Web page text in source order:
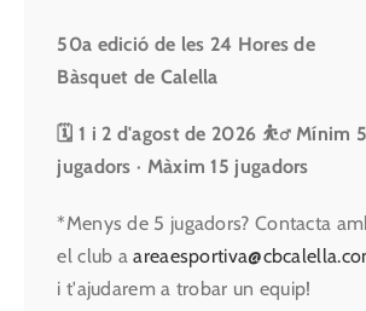
50a edició de les 24 Hores de
Bàsquet de Calella
🗓 1 i 2 d'agost de 2026 ⛹️‍♂️ Mínim 5
jugadors · Màxim 15 jugadors
*Menys de 5 jugadors? Contacta
el club a
i t'ajudarem a trobar un equip!